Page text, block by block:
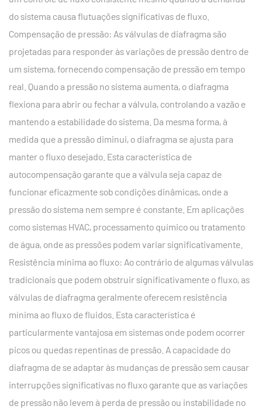
do sistema causa flutuações significativas de fluxo.
Compensação de pressão: As válvulas de diafragma são
projetadas para responder às variações de pressão dentro de
um sistema, fornecendo compensação de pressão em tempo
real. Quando a pressão no sistema aumenta, o diafragma
flexiona para abrir ou fechar a válvula, controlando a vazão e
mantendo a estabilidade do sistema. Da mesma forma, à
medida que a pressão diminui, o diafragma se ajusta para
manter o fluxo desejado. Esta característica de
autocompensação garante que a válvula seja capaz de
funcionar eficazmente sob condições dinâmicas, onde a
pressão do sistema nem sempre é constante. Em aplicações
como sistemas HVAC, processamento químico ou tratamento
de água, onde as pressões podem variar significativamente.
Resistência mínima ao fluxo: Ao contrário de algumas válvulas
tradicionais que podem obstruir significativamente o fluxo, as
válvulas de diafragma geralmente oferecem resistência
mínima ao fluxo de fluidos. Esta característica é
particularmente vantajosa em sistemas onde podem ocorrer
picos ou quedas repentinas de pressão. A capacidade do
diafragma de se adaptar às mudanças de pressão sem causar
interrupções significativas no fluxo garante que as variações
de pressão não levem à perda de pressão ou instabilidade no